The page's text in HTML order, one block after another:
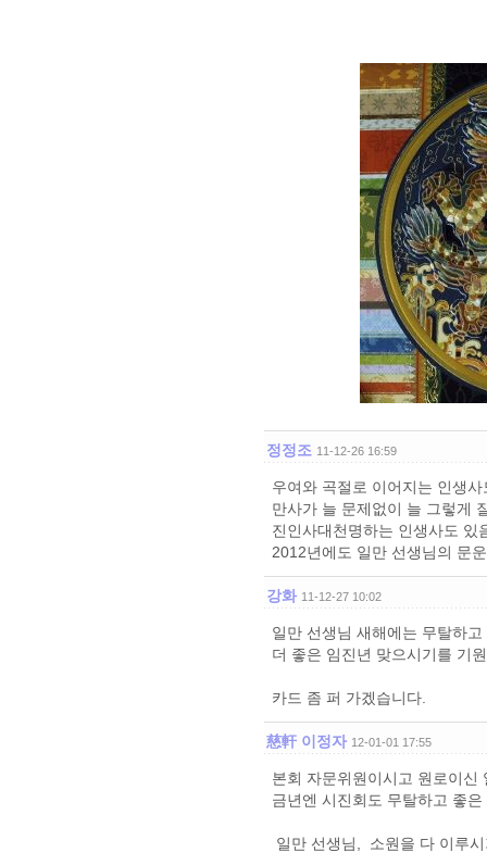
정정조 11-12-26 16:59
우여와 곡절로 이어지는 인생사
만사가 늘 문제없이 늘 그렇게
진인사대천명하는 인생사도 있
2012년에도 일만 선생님의 문
강화 11-12-27 10:02
일만 선생님 새해에는 무탈하
더 좋은 임진년 맞으시기를 기
카드 좀 퍼 가겠습니다.
慈軒 이정자 12-01-01 17:55
본회 자문위원이시고 원로이신
금년엔 시진회도 무탈하고 좋
일만 선생님, 소원을 다 이루